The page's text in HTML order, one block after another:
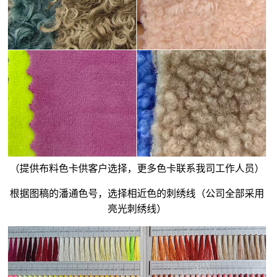
（提供布料色卡供客户选择，更多色卡联系我司工作人员）
根据图稿的潘通色号，选择相近色的刺绣线（公司全部采用
亮光刺绣线）